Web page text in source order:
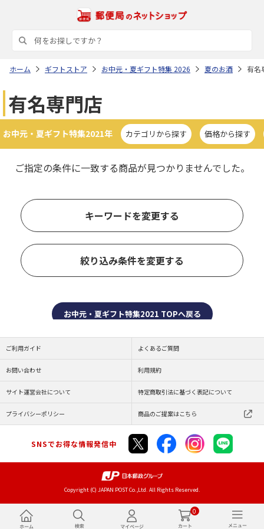
0
ホーム ギフトストア お中元・夏ギフト特集 2026 夏のお酒 有名
有名専門店
お中元・夏ギフト特集2021年 カテゴリから探す 価格から探す
ご指定の条件に一致する商品が見つかりませんでした。
キーワードを変更する
絞り込み条件を変更する
お中元・夏ギフト特集2021 TOPへ戻る
ご利用ガイド よくあるご質問
お問い合わせ 利用規約
サイト運営会社について 特定商取引法に基づく表記について
プライバシーポリシー 商品のご提案はこちら
SNSでお得な情報発信中
Copyright (C) JAPAN POST Co.,Ltd. All Rights Reserved.